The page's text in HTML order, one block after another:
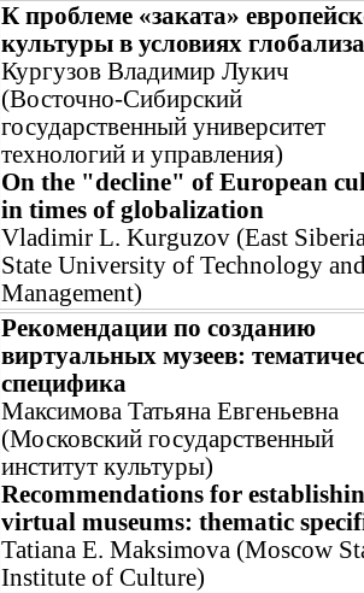
К проблеме «заката»
культуры в условиях
Кургузов Владимир Лукич
(Восточно-Сибирский
государственный университет
технологий и управления)
On the "decline" of European
in times of globalization
Vladimir L. Kurguzov (East
State University of Technology
Management)
Рекомендации по созданию
виртуальных музеев:
специфика
Максимова Татьяна Евгеньевна
(Московский государственный
институт культуры)
Recommendations for
virtual museums: thematic
Tatiana E. Maksimova (Moscow
Institute of Culture)